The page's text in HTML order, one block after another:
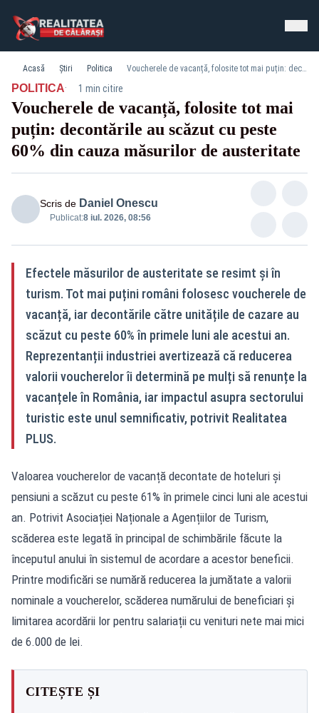
Acasă Știri Politica Voucherele de vacanță, folosite tot mai puțin: decontările au scăzut cu peste 60% din cauza măsurilor de austeritate
POLITICA· 1 min citire
Voucherele de vacanță, folosite tot mai
puțin: decontările au scăzut cu peste
60% din cauza măsurilor de austeritate
Scris de Daniel Onescu
Publicat:8 iul. 2026, 08:56
Efectele măsurilor de austeritate se resimt și în
turism. Tot mai puțini români folosesc voucherele de
vacanță, iar decontările către unitățile de cazare au
scăzut cu peste 60% în primele luni ale acestui an.
Reprezentanții industriei avertizează că reducerea
valorii voucherelor îi determină pe mulți să renunțe la
vacanțele în România, iar impactul asupra sectorului
turistic este unul semnificativ, potrivit Realitatea
PLUS.
Valoarea voucherelor de vacanță decontate de hoteluri și
pensiuni a scăzut cu peste 61% în primele cinci luni ale acestui
an. Potrivit Asociației Naționale a Agențiilor de Turism,
scăderea este legată în principal de schimbările făcute la
începutul anului în sistemul de acordare a acestor beneficii.
Printre modificări se numără reducerea la jumătate a valorii
nominale a voucherelor, scăderea numărului de beneficiari și
limitarea acordării lor pentru salariații cu venituri nete mai mici
de 6.000 de lei.
CITEȘTE ȘI